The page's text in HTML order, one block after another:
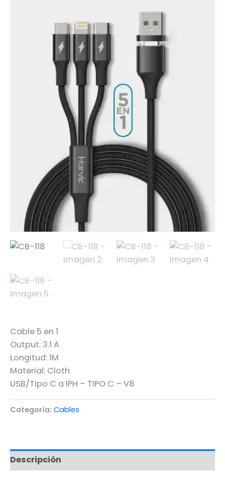
Cable 5 en 1
Output: 3.1 A
Longitud: 1M
Material: Cloth
USB/Tipo C a IPH – TIPO C – V8
Categoría: Cables
Descripción